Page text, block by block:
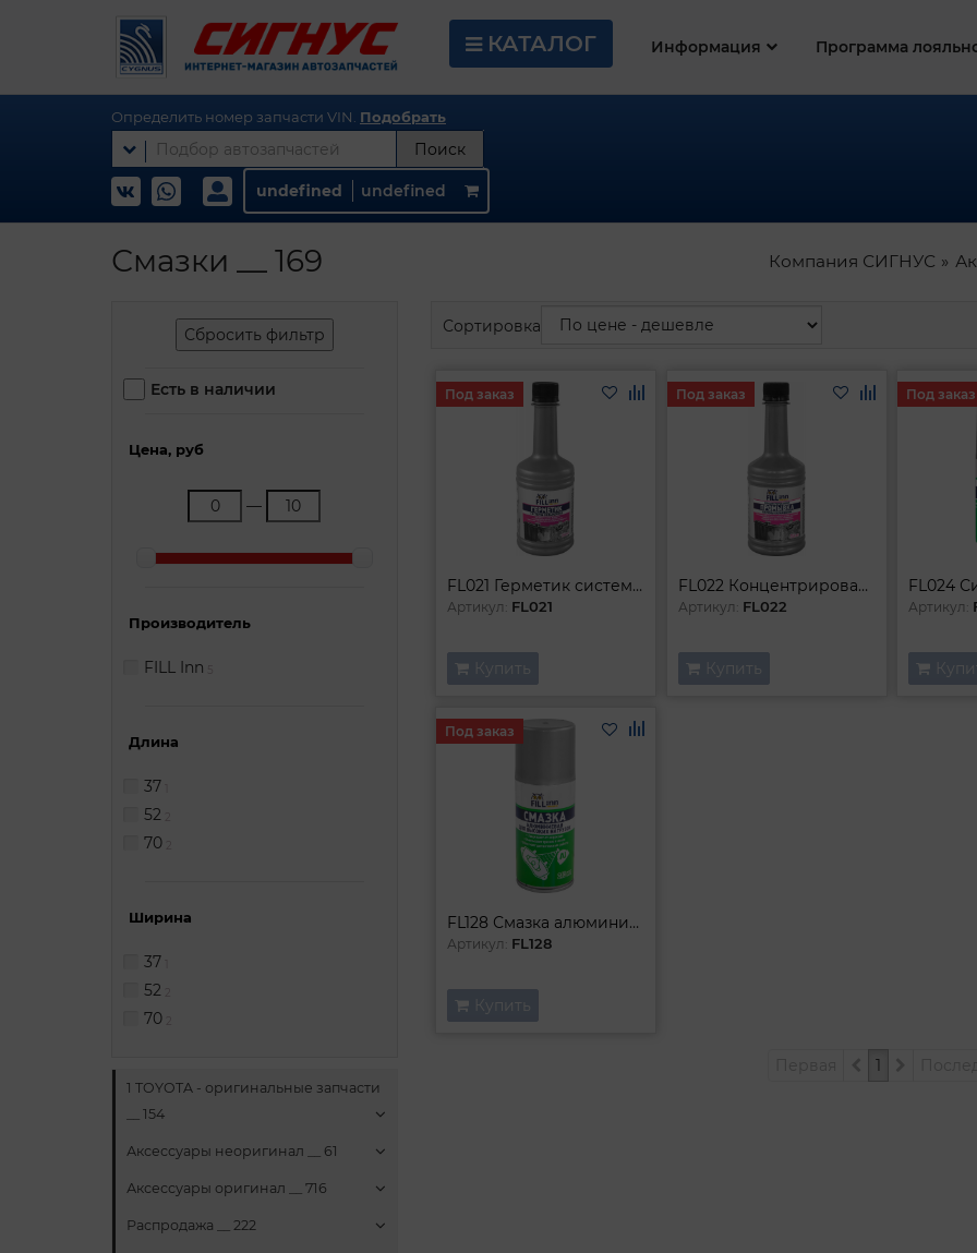
КАТАЛОГ Информация Программа
Определить номер запчасти VIN. Подобрать
Поиск
undefined undefined
Смазки __ 169 Компания СИГНУС
Сбросить фильтр
Есть в наличии
Цена, руб
—
Производитель
FILL Inn
Длина
37
52
70
Ширина
37
52
70
1 TOYOTA - оригинальные запчасти
__ 154
Аксессуары неоригинал __ 61
Аксессуары оригинал __ 716
Распродажа __ 222
Сортировка
FL021 Герметик системы охлаждения 354 мл
Артикул: FL021
Под заказ
Купить
FL022 Концентрированная промывка системы охлаждения 354 мл
Артикул: FL022
Под заказ
Купить
Артикул:
Под заказ
FL128 Смазка алюминиевая для высоких нагрузок 210 мл (аэрозоль)
Артикул: FL128
Под заказ
Купить
1